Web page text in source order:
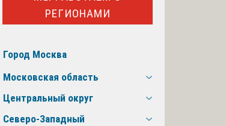
РЕГИОНАМИ
Город Москва
Московская область
Центральный округ
Северо-Западный